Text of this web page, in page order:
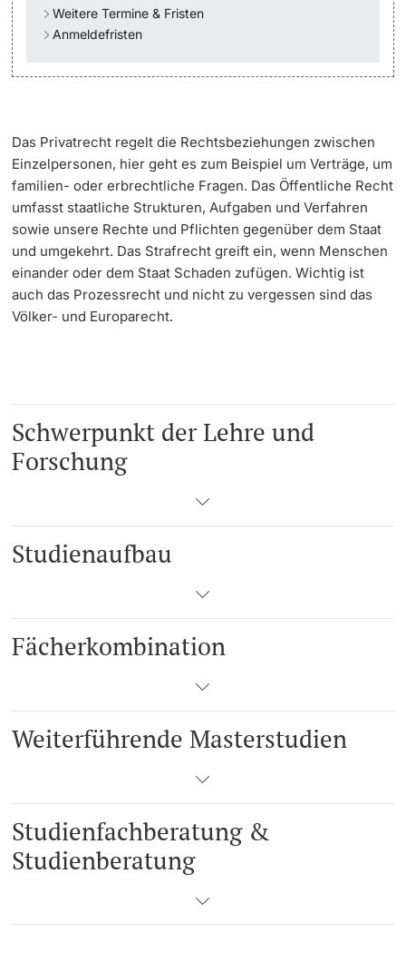
Military & Civilian Service
Support Services Guide
Learning & Teaching
AI in learning and teaching
Digital learning
Language Center
University Library Basel
Lernbörse
Weitere Termine & Fristen
Anmeldefristen
Das Privatrecht regelt die Rechtsbeziehungen zwischen
Einzelpersonen, hier geht es zum Beispiel um Verträge, um
familien- oder erbrechtliche Fragen. Das Öffentliche Recht
umfasst staatliche Strukturen, Aufgaben und Verfahren
sowie unsere Rechte und Pflichten gegenüber dem Staat
und umgekehrt. Das Strafrecht greift ein, wenn Menschen
einander oder dem Staat Schaden zufügen. Wichtig ist
auch das Prozessrecht und nicht zu vergessen sind das
Völker- und Europarecht.
Schwerpunkt der Lehre und
Forschung
Studienaufbau
Fächerkombination
Weiterführende Masterstudien
Studienfachberatung &
Studienberatung